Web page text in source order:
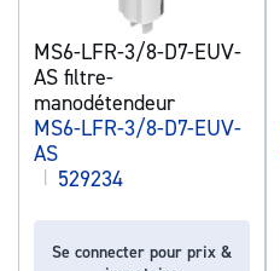
MS6-LFR-3/8-D7-EUV-
AS filtre-
manodétendeur
MS6-LFR-3/8-D7-EUV-
AS
| 529234
Se connecter pour prix &